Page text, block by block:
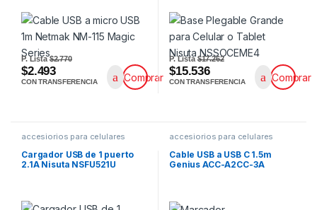
P. Lista$2.770
$2.493
CON TRANSFERENCIA Comprar
P. Lista$17.262
$15.536
CON TRANSFERENCIA Comprar
accesiorios para celulares
Cargador USB de 1 puerto
2.1A Nisuta NSFU521U
accesiorios para celulares
Cable USB a USB C 1.5m
Genius ACC-A2CC-3A